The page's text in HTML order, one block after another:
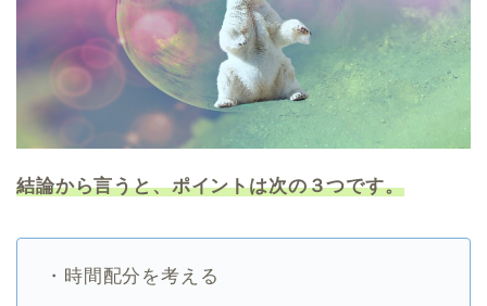
結論から言うと、ポイントは次の３つです。
・時間配分を考える